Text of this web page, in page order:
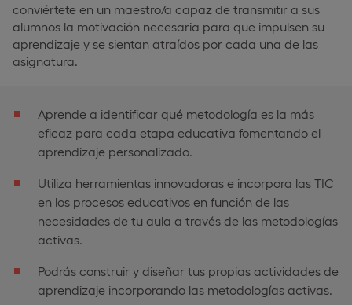
conviértete en un maestro/a capaz de transmitir a sus
alumnos la motivación necesaria para que impulsen su
aprendizaje y se sientan atraídos por cada una de las
asignatura.
Aprende a identificar qué metodología es la más
eficaz para cada etapa educativa fomentando el
aprendizaje personalizado.
Utiliza herramientas innovadoras e incorpora las TIC
en los procesos educativos en función de las
necesidades de tu aula a través de las metodologías
activas.
Podrás construir y diseñar tus propias actividades de
aprendizaje incorporando las metodologías activas.